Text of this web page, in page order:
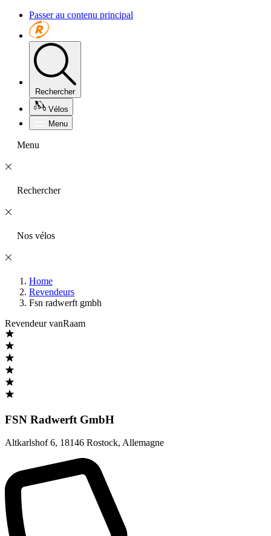
Passer au contenu principal
Rechercher
Vélos
Menu
Menu
Rechercher
Nos vélos
Home
Revendeurs
Fsn radwerft gmbh
Revendeur vanRaam
FSN Radwerft GmbH
Altkarlshof 6, 18146 Rostock, Allemagne